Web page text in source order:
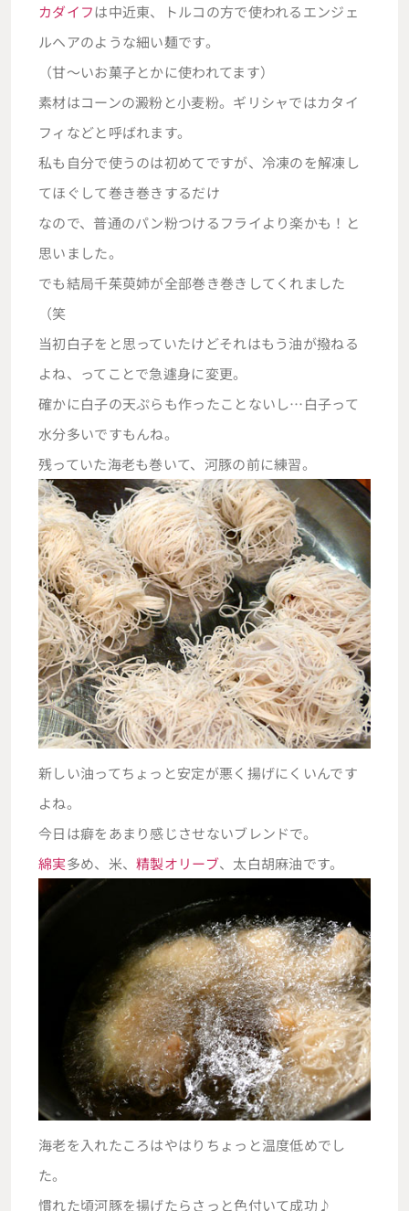
カダイフは中近東、トルコの方で使われるエンジェ
ルヘアのような細い麺です。
（甘～いお菓子とかに使われてます）
素材はコーンの澱粉と小麦粉。ギリシャではカタイ
フィなどと呼ばれます。
私も自分で使うのは初めてですが、冷凍のを解凍し
てほぐして巻き巻きするだけ
なので、普通のパン粉つけるフライより楽かも！と
思いました。
でも結局千茱萸姉が全部巻き巻きしてくれました
（笑
当初白子をと思っていたけどそれはもう油が撥ねる
よね、ってことで急遽身に変更。
確かに白子の天ぷらも作ったことないし…白子って
水分多いですもんね。
残っていた海老も巻いて、河豚の前に練習。
新しい油ってちょっと安定が悪く揚げにくいんです
よね。
今日は癖をあまり感じさせないブレンドで。
綿実多め、米、精製オリーブ、太白胡麻油です。
海老を入れたころはやはりちょっと温度低めでし
た。
慣れた頃河豚を揚げたらさっと色付いて成功♪